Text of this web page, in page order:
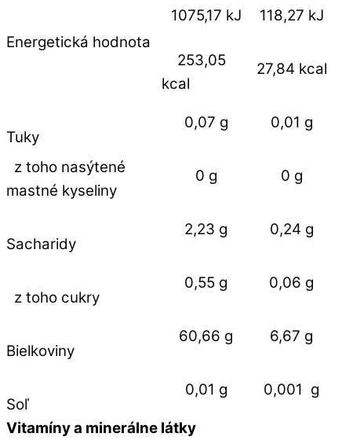
Energetická hodnota
1075,17 kJ 118,27 kJ
253,05
kcal
27,84 kcal
Tuky
0,07 g 0,01 g
z toho nasýtené
mastné kyseliny
0 g 0 g
Sacharidy
2,23 g 0,24 g
z toho cukry
0,55 g 0,06 g
Bielkoviny
60,66 g 6,67 g
Soľ
0,01 g 0,001 g
Vitamíny a minerálne látky